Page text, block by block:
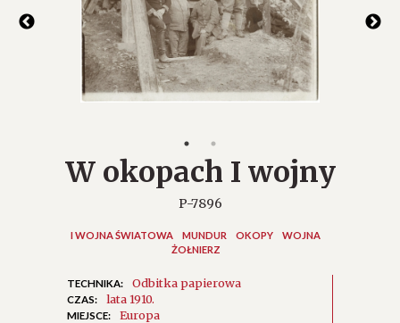
W okopach I wojny
P-7896
I WOJNA ŚWIATOWA MUNDUR OKOPY
WOJNA
ŻOŁNIERZ
TECHNIKA: Odbitka papierowa
CZAS: lata 1910.
MIEJSCE: Europa